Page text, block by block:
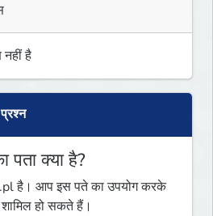
नहीं है
पता क्या है?
है। आप इस पते का उपयोग करके
हो सकते हैं।